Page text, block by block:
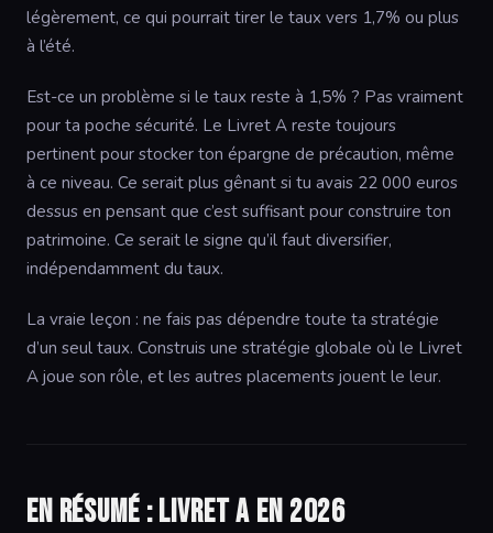
légèrement, ce qui pourrait tirer le taux vers 1,7% ou plus
à l’été.
Est-ce un problème si le taux reste à 1,5% ? Pas vraiment
pour ta poche sécurité. Le Livret A reste toujours
pertinent pour stocker ton épargne de précaution, même
à ce niveau. Ce serait plus gênant si tu avais 22 000 euros
dessus en pensant que c’est suffisant pour construire ton
patrimoine. Ce serait le signe qu’il faut diversifier,
indépendamment du taux.
La vraie leçon : ne fais pas dépendre toute ta stratégie
d’un seul taux. Construis une stratégie globale où le Livret
A joue son rôle, et les autres placements jouent le leur.
En résumé : Livret A en 2026